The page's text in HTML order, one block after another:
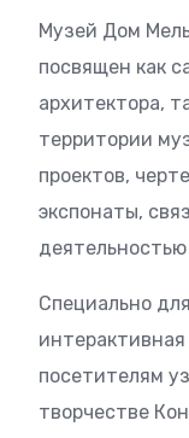
Музей Дом
посвящен как
архитектора,
территории
проектов,
экспонаты,
Специально
интерактивная
посетителям
творчестве